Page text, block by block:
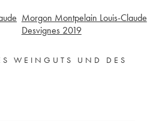
Morgon Montpelain Louis-Claude
Desvignes 2019
WEINGUTS UND DES